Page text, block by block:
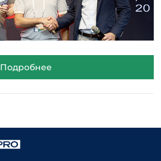
Подробнее